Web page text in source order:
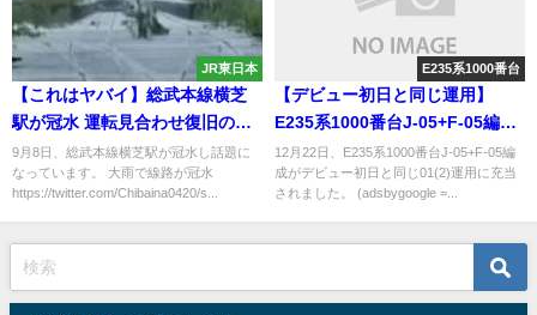
JR東日本
【これはヤバイ】総武本線横芝
駅が冠水 運転見合わせ復旧の目
処立たず ｢路面電車みたい｣との
声が
9月8日、総武本線横芝駅が冠水し話題に
なっています。 大雨で線路が冠水
https://twitter.com/Chibaina0420/s...
E235系1000番台
【デビュー初日と同じ運用】
E235系1000番台J-05+F-05編成
が01(2)運用に充当
12月22日、E235系1000番台J-05+F-05編
成がデビュー初日と同じ01(2)運用に充当
されました。 (adsbygoogle =...